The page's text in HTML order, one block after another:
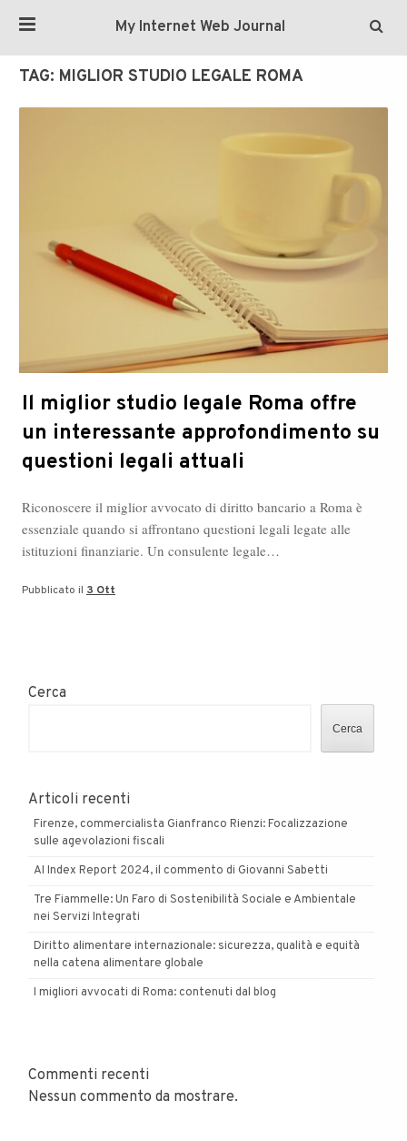
My Internet Web Journal
TAG: MIGLIOR STUDIO LEGALE ROMA
Il miglior studio legale Roma offre
un interessante approfondimento su
questioni legali attuali
Riconoscere il miglior avvocato di diritto bancario a Roma è
essenziale quando si affrontano questioni legali legate alle
istituzioni finanziarie. Un consulente legale…
Pubblicato il 3 Ott
Cerca
Cerca
Articoli recenti
Firenze, commercialista Gianfranco Rienzi: Focalizzazione
sulle agevolazioni fiscali
AI Index Report 2024, il commento di Giovanni Sabetti
Tre Fiammelle: Un Faro di Sostenibilità Sociale e Ambientale
nei Servizi Integrati
Diritto alimentare internazionale: sicurezza, qualità e equità
nella catena alimentare globale
I migliori avvocati di Roma: contenuti dal blog
Commenti recenti
Nessun commento da mostrare.